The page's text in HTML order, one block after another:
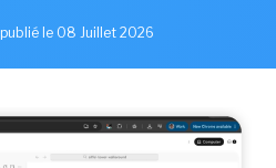
publié le 08 Juillet 2026